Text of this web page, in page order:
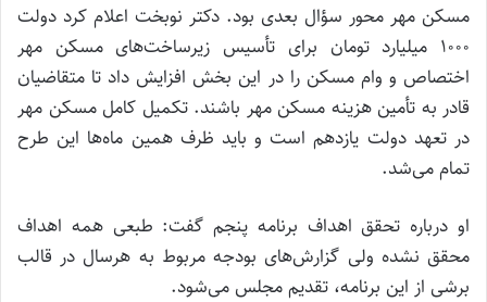
مسکن مهر محور سؤال بعدی بود. دکتر نوبخت اعلام کرد دولت
1000 میلیارد تومان برای تأسیس زیرساخت‌های مسکن مهر
اختصاص و وام مسکن را در این بخش افزایش داد تا متقاضیان
قادر به تأمین هزینه مسکن مهر باشند. تکمیل کامل مسکن مهر
در تعهد دولت یازدهم است و باید ظرف همین ماه‌ها این طرح
تمام می‌شد.
او درباره تحقق اهداف برنامه پنجم گفت: طبعی همه اهداف
محقق نشده ولی گزارش‌های بودجه مربوط به هرسال در قالب
برشی از این برنامه، تقدیم مجلس می‌شود.